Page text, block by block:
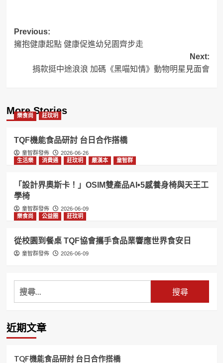
Post
navigation
Previous:
擁抱健康起點 健康促進幼兒園齊步走
Next:
捐款挺中途浪浪 加碼《黑喵知情》動物明星見面會
More Stories
樂食尚 莊玟玥
TQF機能食品研討 台日合作搭橋
童智群發佈
2026-06-26
生活樂
消費通 莊玟玥 嚴漢本 童智群
「設計界奧斯卡！」OSIM雙產品AI•5感養身椅與天王工
學椅
童智群發佈
2026-06-09
樂食尚
公益圈 莊玟玥
從校園到餐桌 TQF協會攜手食品業響應世界食安日
童智群發佈 2026-06-09
搜
尋
鍵
字:
近期文章
TQF機能食品研討 台日合作搭橋